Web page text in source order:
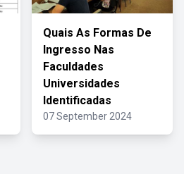
Quais As Formas De
Ingresso Nas
Faculdades
Universidades
Identificadas
07 September 2024